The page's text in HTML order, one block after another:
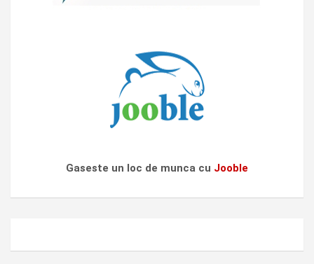
Gaseste un loc de munca cu Jooble